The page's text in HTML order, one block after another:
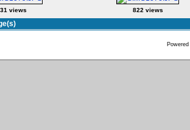
views 822 views